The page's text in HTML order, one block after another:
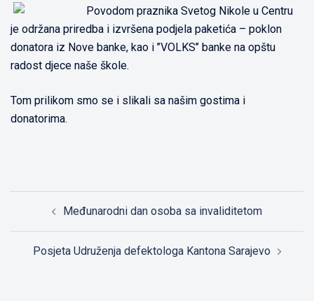
Povodom praznika Svetog Nikole u Centru
je održana priredba i izvršena podjela paketića – poklon
donatora iz Nove banke, kao i ’’VOLKS’’ banke na opštu
radost djece naše škole.
Tom prilikom smo se i slikali sa našim gostima i
donatorima.
navigationMeđunarodni dan osoba sa invaliditetom
Posjeta Udruženja defektologa Kantona Sarajevo